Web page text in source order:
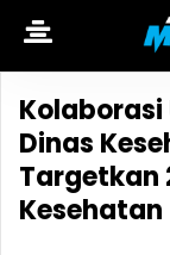
Kolaborasi
Dinas
Targetkan
Kesehatan